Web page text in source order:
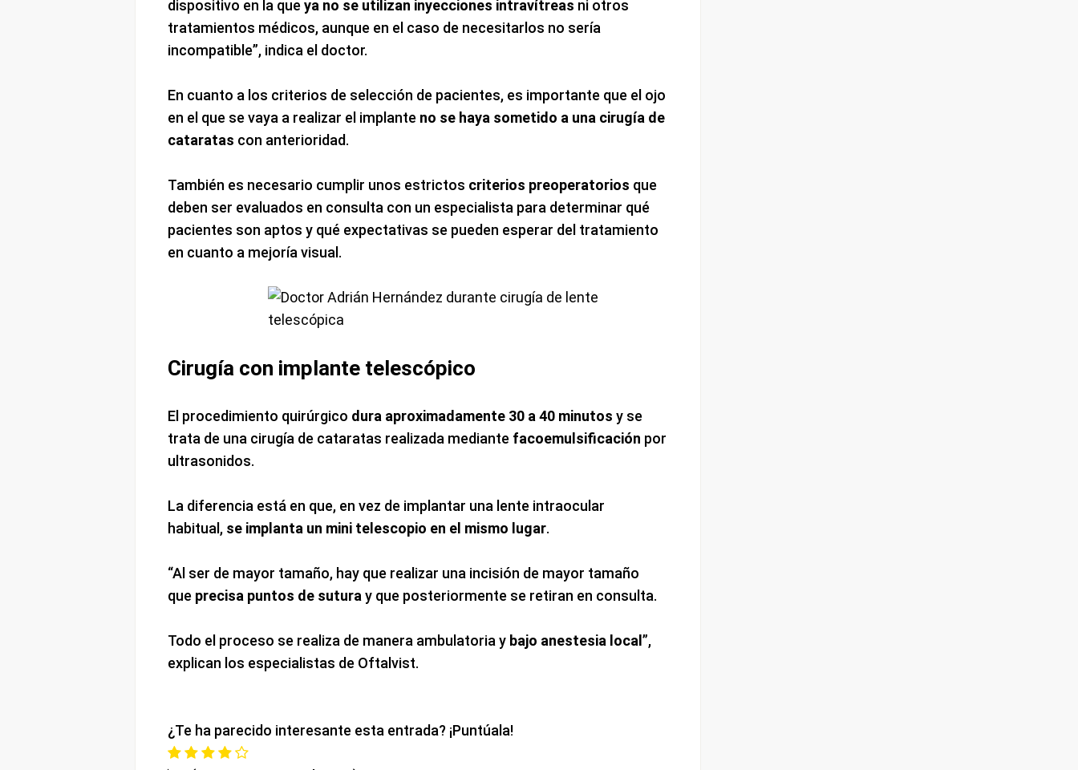
dispositivo en la queya no se utilizan inyecciones intravítreas ni otros
tratamientos médicos, aunque en el caso de necesitarlos no sería
incompatible”, indica el doctor.
En cuanto a los criterios de selección de pacientes, es importante que el ojo
en el que se vaya a realizar el implante no se haya sometido a una cirugía de
cataratas con anterioridad.
También es necesario cumplir unos estrictos criterios preoperatorios que
deben ser evaluados en consulta con un especialista para determinar qué
pacientes son aptos y qué expectativas se pueden esperar del tratamiento
en cuanto a mejoría visual.
Cirugía con implante telescópico
El procedimiento quirúrgico dura aproximadamente 30 a 40 minutos y se
trata de una cirugía de cataratas realizada mediante facoemulsificación por
ultrasonidos.
La diferencia está en que, en vez de implantar una lente intraocular
habitual, se implanta un mini telescopio en el mismo lugar.
“Al ser de mayor tamaño, hay que realizar una incisión de mayor tamaño
que precisa puntos de suturay que posteriormente se retiran en consulta.
Todo el proceso se realiza de manera ambulatoria y bajo anestesia local ”,
explican los especialistas de Oftalvist.
¿Te ha parecido interesante esta entrada? ¡Puntúala!